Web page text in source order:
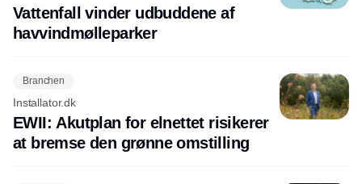
Vattenfall vinder udbuddene af
havvindmølleparker
Branchen
Installator.dk
EWII: Akutplan for elnettet risikerer
at bremse den grønne omstilling